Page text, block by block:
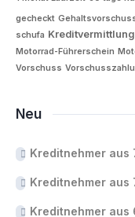
gecheckt
schufa Kreditvermittlung
Motorrad-Führerschein
Vorschuss
Neu
Kreditnehmer aus
Kreditnehmer aus
Kreditnehmer aus